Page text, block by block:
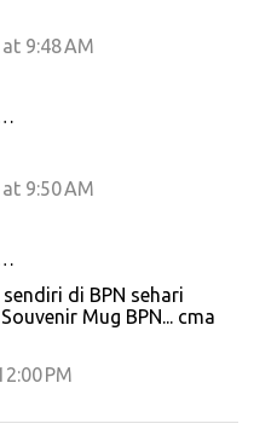
9:48 AM
9:50 AM
di BPN sehari
Mug BPN... cma
PM